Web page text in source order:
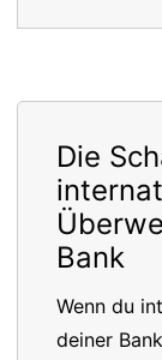
Die
Bank
Wenn du
deiner